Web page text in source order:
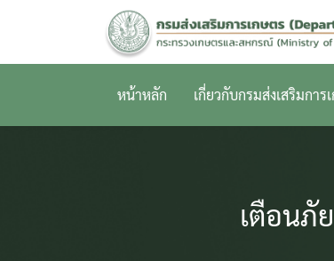
หน้าหลัก เกี่ยวกับกรมส่งเสริมการ
เตือนภั